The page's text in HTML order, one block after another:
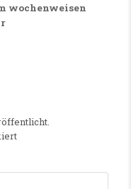
wochenweisen